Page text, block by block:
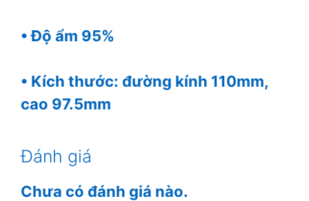
• Độ ẩm 95%
• Kích thước: đường kính 110mm,
cao 97.5mm
Đánh giá
Chưa có đánh giá nào.